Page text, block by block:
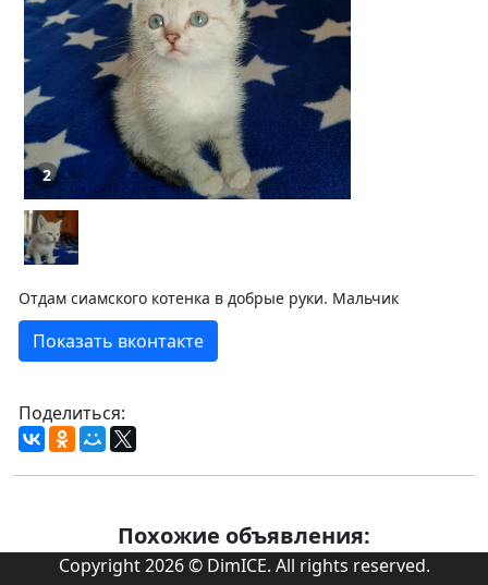
2
Отдам сиамского котенка в добрые руки. Мальчик
Показать вконтакте
Поделиться:
Похожие объявления:
Copyright 2026 © DimICE. All rights reserved.